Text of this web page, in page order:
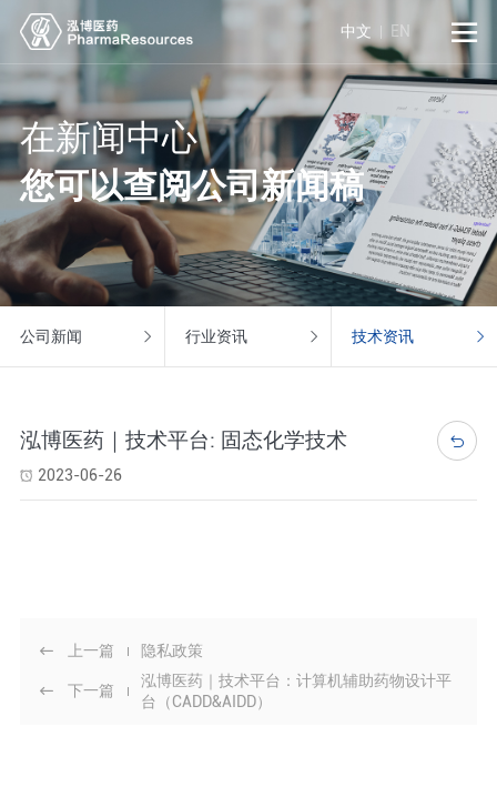
中文 EN 
在新闻中心
您可以查阅公司新闻稿
公司新闻 行业资讯 技术资讯
泓博医药｜技术平台: 固态化学技术
2023-06-26

 上一篇 隐私政策
 下一篇
泓博医药｜技术平台：计算机辅助药物设计平
台（CADD&AIDD）